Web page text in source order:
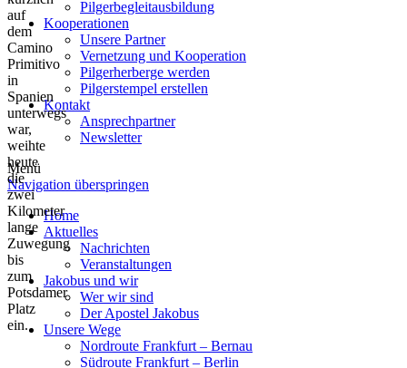
Pilgerbegleitausbildung
Kooperationen
Unsere Partner
Vernetzung und Kooperation
Pilgerherberge werden
Pilgerstempel erstellen
Kontakt
Ansprechpartner
Newsletter
Menü
Navigation überspringen
Home
Aktuelles
Nachrichten
Veranstaltungen
Jakobus und wir
Wer wir sind
Der Apostel Jakobus
Unsere Wege
Nordroute Frankfurt – Bernau
Südroute Frankfurt – Berlin
auf
dem
Camino
Primitivo
in
Spanien
unterwegs
war,
weihte
heute
die
zwei
Kilometer
lange
Zuwegung
bis
zum
Potsdamer
Platz
ein.